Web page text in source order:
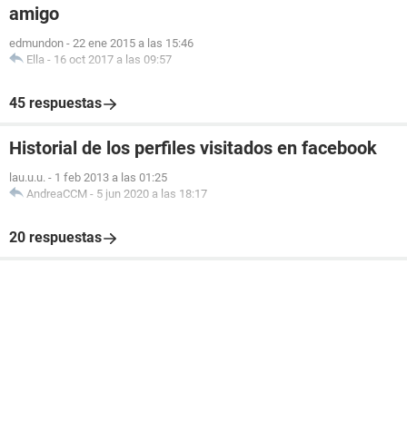
amigo
edmundon - 22 ene 2015 a las 15:46
Ella - 16 oct 2017 a las 09:57
45 respuestas
Historial de los perfiles visitados en facebook
lau.u.u. - 1 feb 2013 a las 01:25
AndreaCCM - 5 jun 2020 a las 18:17
20 respuestas